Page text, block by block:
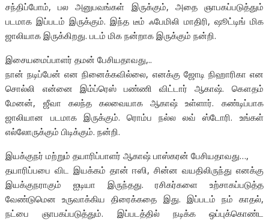
சந்திப்போம், பல அனுபவங்கள் இருக்கும், அதை ஞாபகப்படுத்தும்
படமாக இப்படம் இருக்கும். இந்த டீம் ஃபேமிலி மாதிரி, ஷூட்டிங் மிக
ஜாலியாக இருக்கிறது. படம் மிக நன்றாக இருக்கும் நன்றி.
இசையமைப்பாளர் தமன் பேசியதாவது,..
நான் நடிப்பேன் என நினைக்கவில்லை, எனக்கு ஜோடி நிஹாரிகா என
சொல்லி என்னை இம்ப்ரெஸ் பண்ணி விட்டார் ஆகாஷ். கௌதம்
மேனன், ஜீவா கலந்த கலவையாக ஆகாஷ் உள்ளார். கண்டிப்பாக
ஜாலியான படமாக இருக்கும். ரொம்ப நல்ல லவ் ஸ்டோரி. உங்கள்
எல்லோருக்கும் பிடிக்கும். நன்றி.
இயக்குநர் மற்றும் தயாரிப்பாளர் ஆகாஷ் பாஸ்கரன் பேசியதாவது…,
தயாரிப்பபை விட இயக்கம் தான் ஈஸி, சின்ன வயதிலிருந்து எனக்கு
இயக்குநராகும் ஐடியா இருந்தது. ரசிகர்களை உற்சாகப்படுத்த
வேண்டுமென உருவாக்கிய திரைக்கதை இது. இப்படம் நம் காதல்,
நட்பை ஞாபகப்படுத்தும். இப்படத்தில் நடிக்க ஒப்புக்கொண்ட